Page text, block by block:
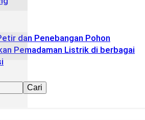
dan Penebangan Pohon
Pemadaman Listrik di berbagai